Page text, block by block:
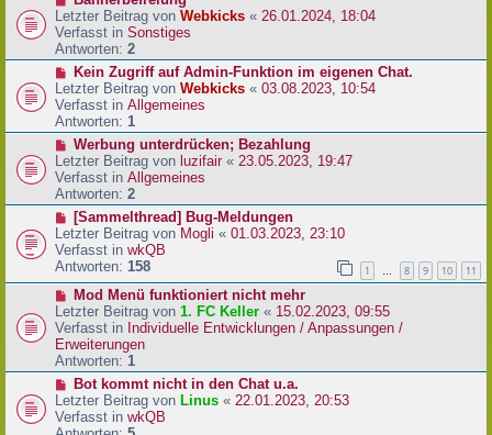
a
g
B
e
i
t
a
g
e
u
e
r
B
e
i
t
a
g
Letzter Beitrag von Webkicks « 26.01.2024, 18:04
Verfasst in Sonstiges
Antworten: 2
N
e
u
e
r
B
e
i
t
a
g
Kein Zugriff auf Admin-Funktion im eigenen Chat.
Letzter Beitrag von Webkicks « 03.08.2023, 10:54
Verfasst in Allgemeines
Antworten: 1
N
e
u
e
r
B
e
i
t
a
g
Werbung unterdrücken; Bezahlung
Letzter Beitrag von luzifair « 23.05.2023, 19:47
Verfasst in Allgemeines
Antworten: 2
N
e
u
e
r
B
e
i
t
r
a
g
[Sammelthread] Bug-Meldungen
Letzter Beitrag von Mogli « 01.03.2023, 23:10
Verfasst in wkQB
Antworten: 158 1 … 8 9 10 11
N
e
u
e
r
B
e
i
t
Mod Menü funktioniert nicht mehr
Letzter Beitrag von 1. FC Keller « 15.02.2023, 09:55
Verfasst in Individuelle Entwicklungen / Anpassungen /
Erweiterungen
Antworten: 1
N
e
u
Bot kommt nicht in den Chat u.a.
Letzter Beitrag von Linus « 22.01.2023, 20:53
Verfasst in wkQB